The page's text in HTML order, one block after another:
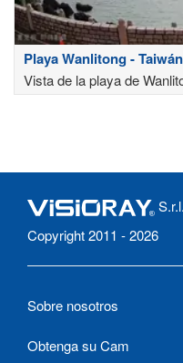
Playa Wanlitong - Taiwán
Vista de la playa de
S.r.l.
Copyright 2011 - 2026
Sobre nosotros
Obtenga su Cam